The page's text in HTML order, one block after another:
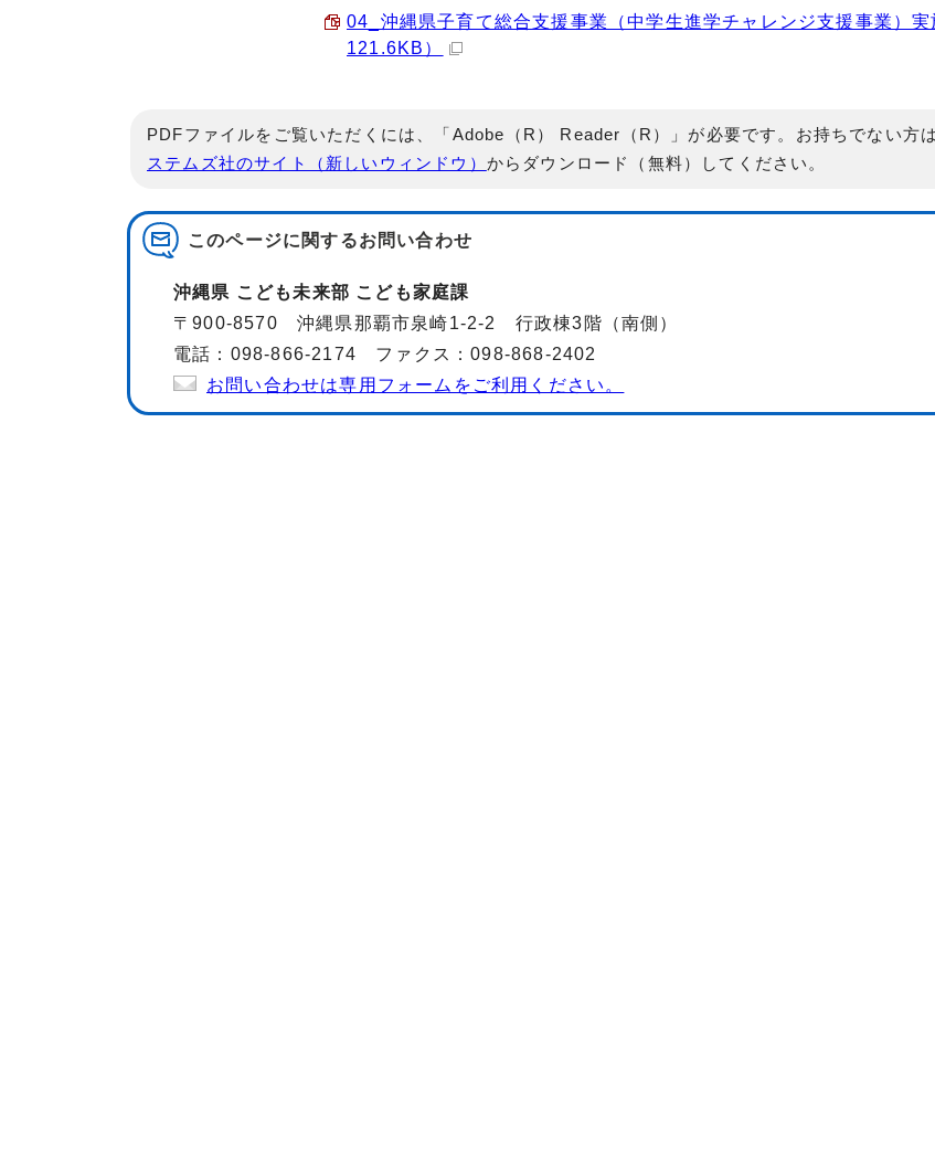
04_沖縄県子育て総合支援事業（中学生進学チャレンジ支援事業）
121.6KB）
PDFファイルをご覧いただくには、「Adobe（R） Reader（R）」が必要です。お持ちでない方は
ステムズ社のサイト（新しいウィンドウ） からダウンロード（無料）してください。
このページに関するお問い合わせ
沖縄県 こども未来部 こども家庭課
〒900-8570 沖縄県那覇市泉崎1-2-2 行政棟3階（南側）
電話：098-866-2174 ファクス：098-868-2402
お問い合わせは専用フォームをご利用ください。